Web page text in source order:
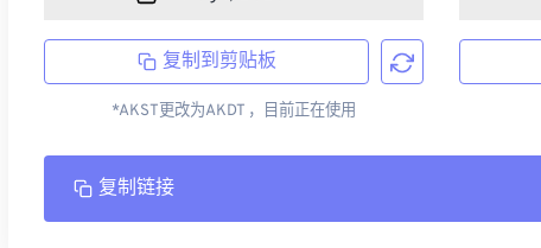
复制到剪贴板
*AKST更改为AKDT ，目前正在使用
复制链接